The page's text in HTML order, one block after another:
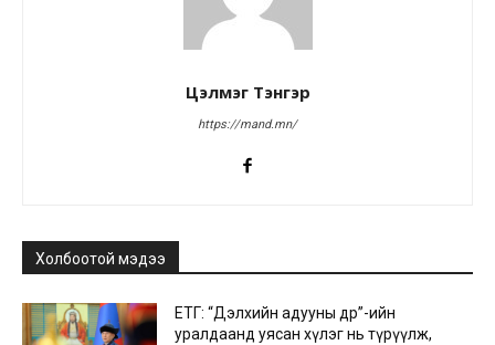
Цэлмэг Тэнгэр
https://mand.mn/
Холбоотой мэдээ
ЕТГ: “Дэлхийн адууны өдөр”-ийн
уралдаанд уясан хүлэг нь түрүүлж,